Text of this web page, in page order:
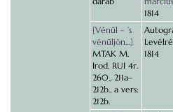
1814
[Vénűl – ’s
vénűljön…]
MTAK M.
Irod. RUI 4r.
260., 211a–
212b., a vers:
212b.
1814